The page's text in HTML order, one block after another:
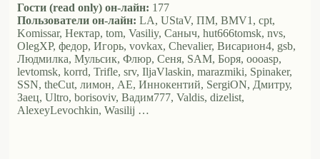
Гости (read only) он-лайн: 177
Пользователи он-лайн: LA, UStaV, ПМ, BMV1, cpt,
Komissar, Нектар, tom, Vasiliy, Саныч, hut666tomsk, nvs,
OlegXP, федор, Игорь, vovkax, Chevalier, Висариoн4, gsb,
Людмилка, Мульсик, Флюр, Сеня, SAM, Боря, oooasp,
levtomsk, korrd, Trifle, srv, IljaVlaskin, marazmiki, Spinaker,
SSN, theCut, лимон, АЕ, Иннокентий, SergiON, Дмитру,
Заец, Ultro, borisoviv, Вадим777, Valdis, dizelist,
AlexeyLevochkin, Wasilij …